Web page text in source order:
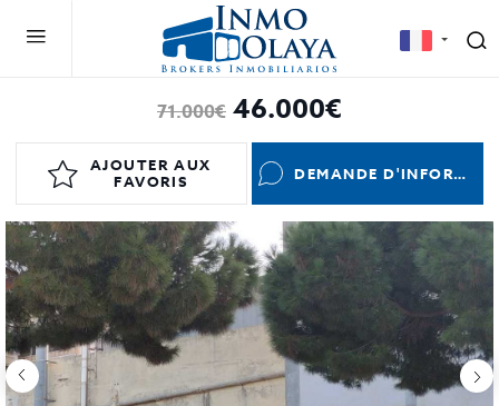
71.000€ 46.000€
AJOUTER AUX
FAVORIS
DEMANDE D'INFORMATIONS